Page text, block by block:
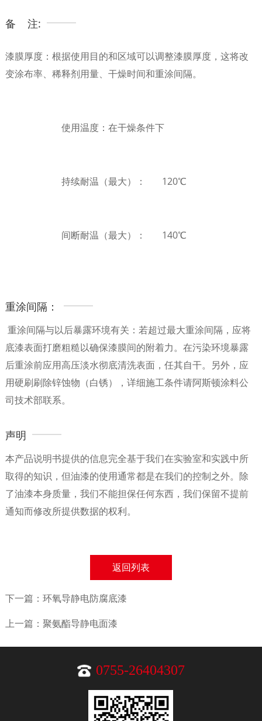
备 注:
漆膜厚度：根据使用目的和区域可以调整漆膜厚度，这将改
变涂布率、稀释剂用量、干燥时间和重涂间隔。
使用温度：在干燥条件下
持续耐温（最大）： 120℃
间断耐温（最大）： 140℃
重涂间隔：
重涂间隔与以后暴露环境有关：若超过最大重涂间隔，应将
底漆表面打磨粗糙以确保漆膜间的附着力。在污染环境暴露
后重涂前应用高压淡水彻底清洗表面，任其自干。另外，应
用硬刷刷除锌蚀物（白锈），详细施工条件请阿斯顿涂料公
司技术部联系。
声明
本产品说明书提供的信息完全基于我们在实验室和实践中所
取得的知识，但油漆的使用通常都是在我们的控制之外。除
了油漆本身质量，我们不能担保任何东西，我们保留不提前
通知而修改所提供数据的权利。
返回列表
下一篇：环氧导静电防腐底漆
上一篇：聚氨酯导静电面漆
0755-26404307